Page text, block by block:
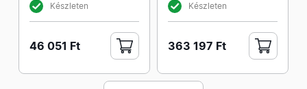
Készleten
46 051 Ft
Készleten
363 197 Ft